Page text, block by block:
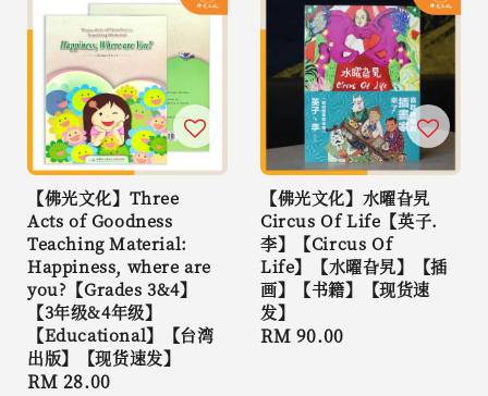
【佛光文化】Three
Acts of Goodness
Teaching Material:
Happiness, where are
you?【Grades 3&4】
【3年级&4年级】
【Educational】【台湾
出版】【现货速发】
Regular
RM 28.00
【佛光文化】水曜旮旯
Circus Of Life【英子.
李】【Circus Of
Life】【水曜旮旯】【插
画】【书籍】【现货速
发】
Regular
RM 90.00